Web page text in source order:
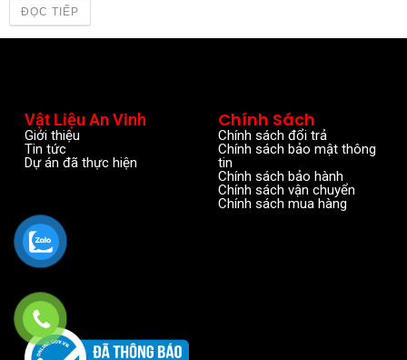
ĐỌC TIẾP
Vật Liệu An Vinh
Giới thiệu
Tin tức
Dự án đã thực hiện
Chính Sách
Chính sách đổi trả
Chính sách bảo mật thông
tin
Chính sách bảo hành
Chính sách vận chuyển
Chính sách mua hàng